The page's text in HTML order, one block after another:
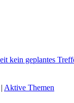
| Aktive Themen